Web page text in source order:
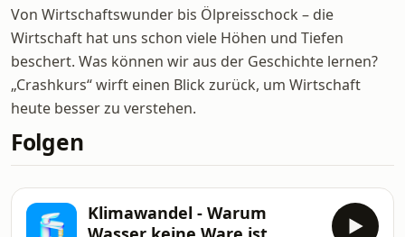
Von Wirtschaftswunder bis Ölpreisschock – die
Wirtschaft hat uns schon viele Höhen und Tiefen
beschert. Was können wir aus der Geschichte lernen?
„Crashkurs“ wirft einen Blick zurück, um Wirtschaft
heute besser zu verstehen.
Folgen
Klimawandel - Warum